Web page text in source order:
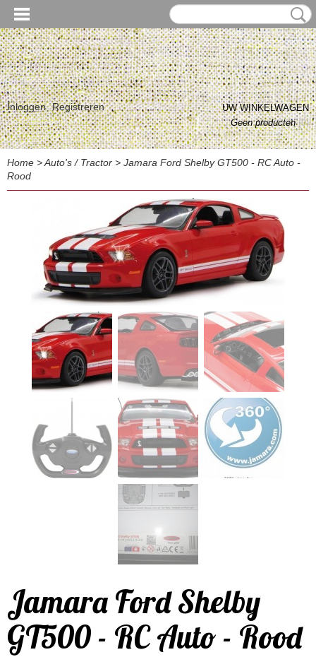
Inloggen Registreren
UW WINKELWAGEN
Geen producten(0)
Home >Auto's / Tractor > Jamara Ford Shelby GT500 - RC Auto -
Rood
Jamara Ford Shelby
GT500 - RC Auto - Rood